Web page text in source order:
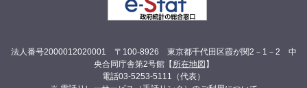
法人番号2000012020001 〒100-8926 東京都千代田区霞が関2－1－2 中
央合同庁舎第2号館【 所在地図 】
電話03-5253-5111（代表）